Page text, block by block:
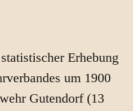
Erhebung
um 1900
Gutendorf (13